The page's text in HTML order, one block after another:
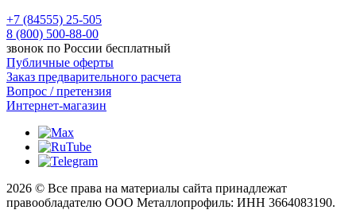
+7 (84555) 25-505
8 (800) 500-88-00
звонок по России бесплатный
Публичные оферты
Заказ предварительного расчета
Вопрос / претензия
Интернет-магазин
2026 © Все права на материалы сайта принадлежат
правообладателю ООО Металлопрофиль: ИНН 3664083190.